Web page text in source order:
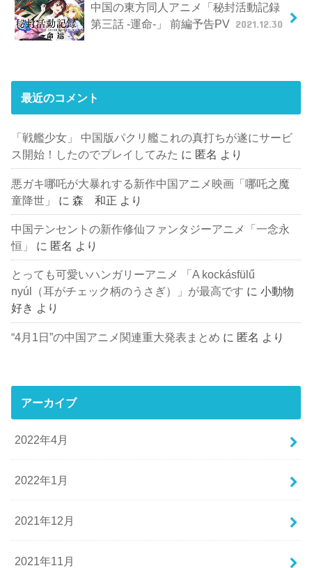
中国の東方同人アニメ「秘封活動記録
第三話 -運命-」 前編予告PV 2021.12.30
最近のコメント
「戦艦少女」 中国版パクリ艦これの真打ちが遂にサービ
ス開始！したのでプレイしてみた に 匿名 より
悪ガキ哪吒が大暴れする新作中国アニメ映画「哪吒之魔
童降世」
に森 和正 より
中国テンセントの新作修仙ファンタジーアニメ「一念永
恒」
に 匿名 より
とっても可愛いハンガリーアニメ 「A kockásfülű
nyúl（耳がチェック柄のうさぎ）」が最高です に小動物
好き より
“4月1日”の中国アニメ関連重大発表まとめ に 匿名 より
アーカイブ
2022年4月
2022年1月
2021年12月
2021年11月